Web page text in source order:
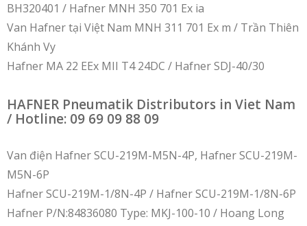
BH320401 / Hafner MNH 350 701 Ex ia
Van Hafner tại Việt Nam MNH 311 701 Ex m / Trần Thiên
Khánh Vy
Hafner MA 22 EEx MII T4 24DC / Hafner SDJ-40/30
HAFNER Pneumatik Distributors in Viet Nam
/ Hotline: 09 69 09 88 09
Van điện Hafner SCU-219M-M5N-4P, Hafner SCU-219M-
M5N-6P
Hafner SCU-219M-1/8N-4P / Hafner SCU-219M-1/8N-6P
Hafner P/N:84836080 Type: MKJ-100-10 / Hoang Long